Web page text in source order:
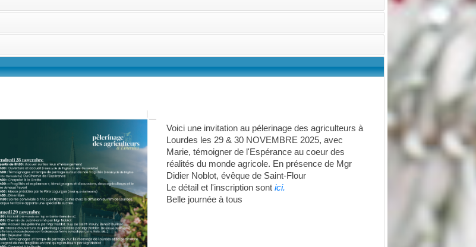
Voici une invitation au pélerinage des agriculteurs à
Lourdes les 29 & 30 NOVEMBRE 2025, avec
Marie, témoigner de l'Espérance au coeur des
réalités du monde agricole. En présence de Mgr
Didier Noblot, évêque de Saint-Flour
Le détail et l'inscription sontici.
Belle journée à tous